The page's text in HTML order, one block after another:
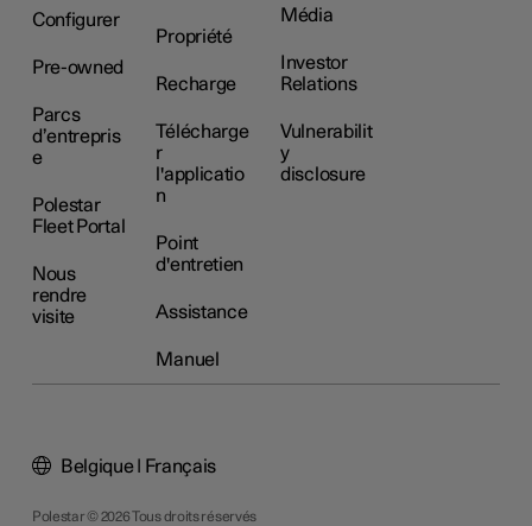
Configurer
Pre-owned
Parcs
d’entrepris
e
Polestar
Fleet Portal
Nous
rendre
visite
Propriété
Recharge
Télécharge
r
l'applicatio
n
Point
d'entretien
Assistance
Manuel
Média
Investor
Relations
Vulnerabilit
y
disclosure
Polestar © 2026 Tous droits réservés
Belgique | Français